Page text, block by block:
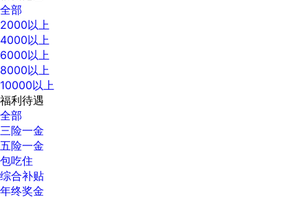
全部
2000以上
4000以上
6000以上
8000以上
10000以上
福利待遇
全部
三险一金
五险一金
包吃住
综合补贴
年终奖金